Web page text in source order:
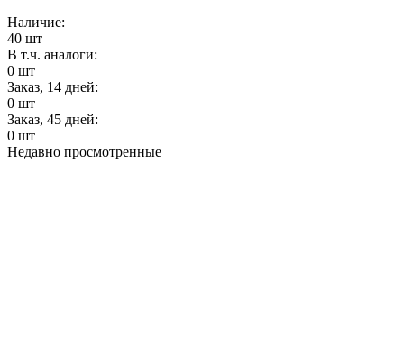
Наличие:
40 шт
В т.ч. аналоги:
0 шт
Заказ, 14 дней:
0 шт
Заказ, 45 дней:
0 шт
Недавно просмотренные